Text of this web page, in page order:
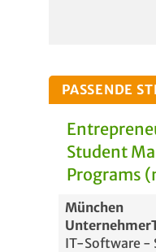
PASSENDE
Student
Programs
München
IT-Software -